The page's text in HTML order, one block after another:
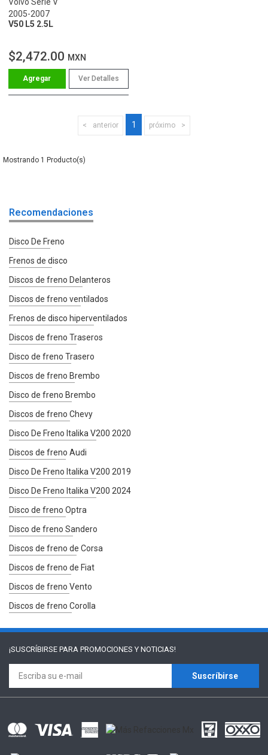
2005-2007
V50 L5 2.5L
$2,472.00 MXN
Ver Detalles
anterior 1 próximo
1
Recomendaciones
Disco De Freno
Frenos de disco
Discos de freno Delanteros
Discos de freno ventilados
Frenos de disco hiperventilados
Discos de freno Traseros
Disco de freno Trasero
Discos de freno Brembo
Disco de freno Brembo
Discos de freno Chevy
Disco De Freno Italika V200 2020
Discos de freno Audi
Disco De Freno Italika V200 2019
Disco De Freno Italika V200 2024
Disco de freno Optra
Disco de freno Sandero
Discos de freno de Corsa
Discos de freno de Fiat
Discos de freno Vento
Discos de freno Corolla
¡SUSCRÍBIRSE PARA PROMOCIONES Y NOTICIAS!
Suscríbirse